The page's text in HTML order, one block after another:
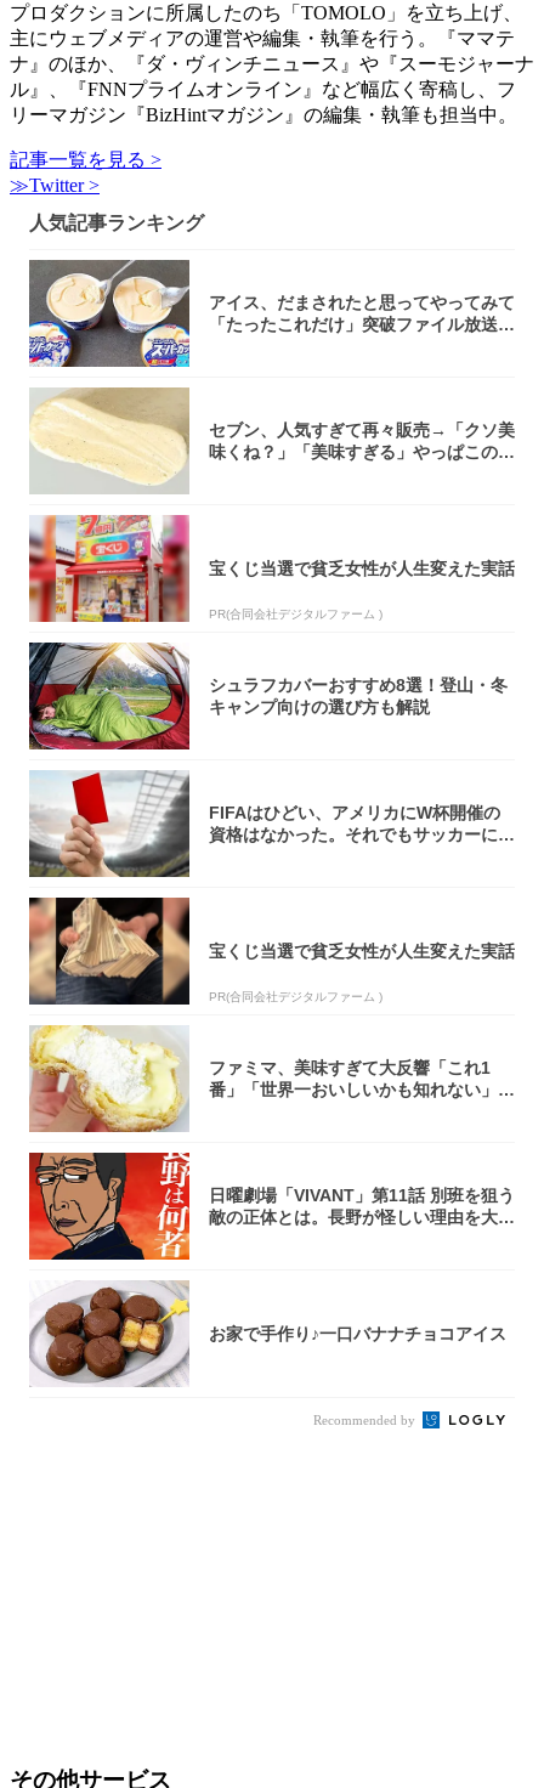
プロダクションに所属したのち「TOMOLO」を立ち上げ、
主にウェブメディアの運営や編集・執筆を行う。『ママテ
ナ』のほか、『ダ・ヴィンチニュース』や『スーモジャーナ
ル』、『FNNプライムオンライン』など幅広く寄稿し、フ
リーマガジン『BizHintマガジン』の編集・執筆も担当中。
記事一覧を見る >
≫Twitter >
人気記事ランキング
アイス、だまされたと思ってやってみて
「たったこれだけ」突破ファイル放送で
セブン、人気すぎて再々販売→「クソ美
味くね？」「美味すぎる」やっぱこのク
宝くじ当選で貧乏女性が人生変えた実話
PR(合同会社デジタルファーム )
シュラフカバーおすすめ8選！登山・冬
キャンプ向けの選び方も解説
FIFAはひどい、アメリカにW杯開催の
資格はなかった。それでもサッカーには
宝くじ当選で貧乏女性が人生変えた実話
PR(合同会社デジタルファーム )
ファミマ、美味すぎて大反響「これ1
番」「世界一おいしいかも知れない」
日曜劇場「VIVANT」第11話 別班を狙う
敵の正体とは。長野が怪しい理由を大
お家で手作り♪一口バナナチョコアイス
Recommended by
その他サービス